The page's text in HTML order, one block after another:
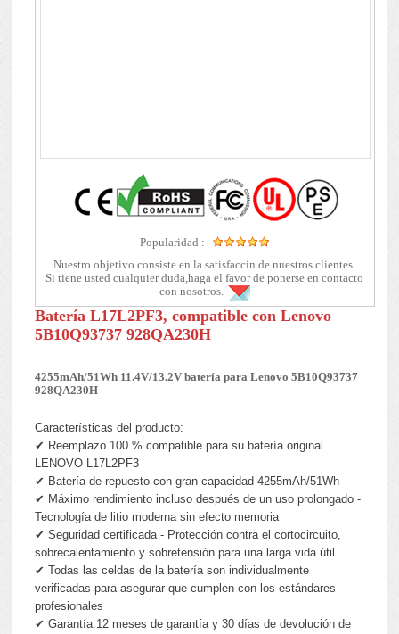
Popularidad :
Nuestro objetivo consiste en la satisfaccin de nuestros clientes.
Si tiene usted cualquier duda,haga el favor de ponerse en contacto
con nosotros.
Batería L17L2PF3, compatible con Lenovo
5B10Q93737 928QA230H
4255mAh/51Wh 11.4V/13.2V batería para Lenovo 5B10Q93737
928QA230H
Características del producto:
✔ Reemplazo 100 % compatible para su batería original
LENOVO L17L2PF3
✔ Batería de repuesto con gran capacidad 4255mAh/51Wh
✔ Máximo rendimiento incluso después de un uso prolongado -
Tecnología de litio moderna sin efecto memoria
✔ Seguridad certificada - Protección contra el cortocircuito,
sobrecalentamiento y sobretensión para una larga vida útil
✔ Todas las celdas de la batería son individualmente
verificadas para asegurar que cumplen con los estándares
profesionales
✔ Garantía:12 meses de garantía y 30 días de devolución de